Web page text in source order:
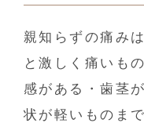
親知らずの痛み
と激しく痛いも
感がある・歯茎
状が軽いものま